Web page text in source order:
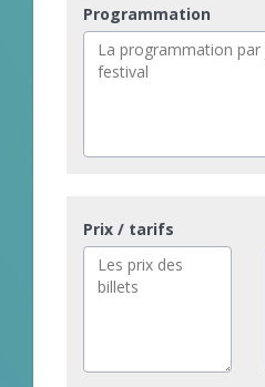
Programmation
Prix / tarifs